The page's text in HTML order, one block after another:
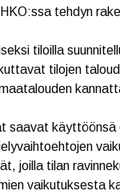
tehdyn
tiloilla
tilojen
saavat
joilla tilan
vaikutuksesta